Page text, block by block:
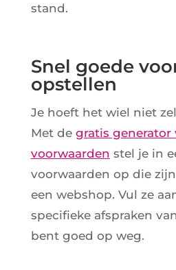
stand.
Snel goede
opstellen
Je hoeft het wiel niet
Met de gratis generator
voorwaarden stel je in
voorwaarden op die
een webshop. Vul ze
specifieke afspraken
bent goed op weg.